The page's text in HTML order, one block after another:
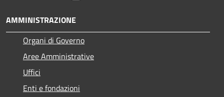
AMMINISTRAZIONE
Organi di Governo
Aree Amministrative
Uffici
Enti e fondazioni